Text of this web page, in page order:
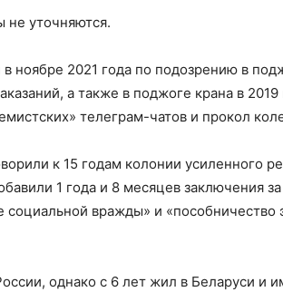
уточняются.
ноябре 2021 года по подозрению в
а также в поджоге крана в
телеграм-чатов и прокол
к 15 годам колонии усиленного
1 года и 8 месяцев заключения
вражды» и «пособничество
однако с 6 лет жил в Беларуси и